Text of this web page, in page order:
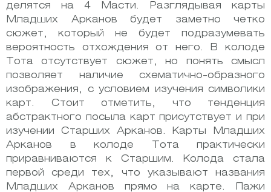
делятся на 4 Масти. Разглядывая карты
Младших Арканов будет заметно четко
сюжет, который не будет подразумевать
вероятность отхождения от него. В колоде
Тота отсутствует сюжет, но понять смысл
позволяет наличие схематично-образного
изображения, с условием изучения символики
карт. Стоит отметить, что тенденция
абстрактного посыла карт присутствует и при
изучении Старших Арканов. Карты Младших
Арканов в колоде Тота практически
приравниваются к Старшим. Колода стала
первой среди тех, что указывают названия
Младших Арканов прямо на карте. Пажи